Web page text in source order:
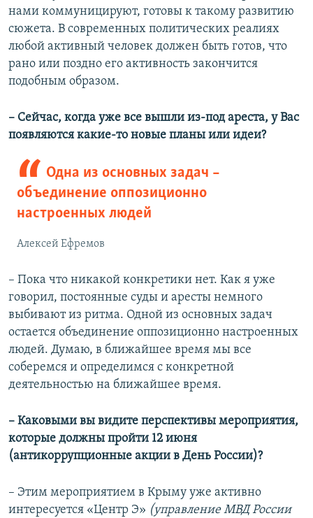
нами коммуницируют, готовы к такому развитию
сюжета. В современных политических реалиях
любой активный человек должен быть готов, что
рано или поздно его активность закончится
подобным образом.
– Сейчас, когда уже все вышли из-под ареста, у Вас
появляются какие-то новые планы или идеи?
Одна из основных задач –
объединение оппозиционно
настроенных людей
Алексей Ефремов
– Пока что никакой конкретики нет. Как я уже
говорил, постоянные суды и аресты немного
выбивают из ритма. Одной из основных задач
остается объединение оппозиционно настроенных
людей. Думаю, в ближайшее время мы все
соберемся и определимся с конкретной
деятельностью на ближайшее время.
– Каковыми вы видите перспективы мероприятия,
которые должны пройти 12 июня
(антикоррупционные акции в День России)?
– Этим мероприятием в Крыму уже активно
интересуется «Центр Э» (управление МВД России